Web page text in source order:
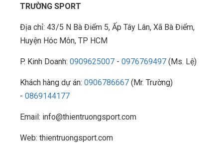
TRƯỜNG SPORT
Địa chỉ: 43/5 N Bà Điểm 5, Ấp Tây Lân, Xã Bà Điểm,
Huyện Hóc Môn, TP HCM
P. Kinh Doanh: 0909625007 - 0976769497 (Ms. Lệ)
Khách hàng dự án: 0906786667 (Mr. Trường)
- 0869144177
Email: info@thientruongsport.com
Web: thientruongsport.com